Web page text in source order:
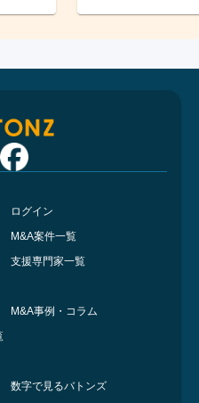
ログイン
M&A案件一覧
支援専門家一覧
M&A事例・コラム
数字で見るバトンズ